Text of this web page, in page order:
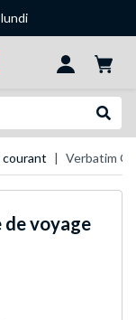
courant Verbatim
de voyage